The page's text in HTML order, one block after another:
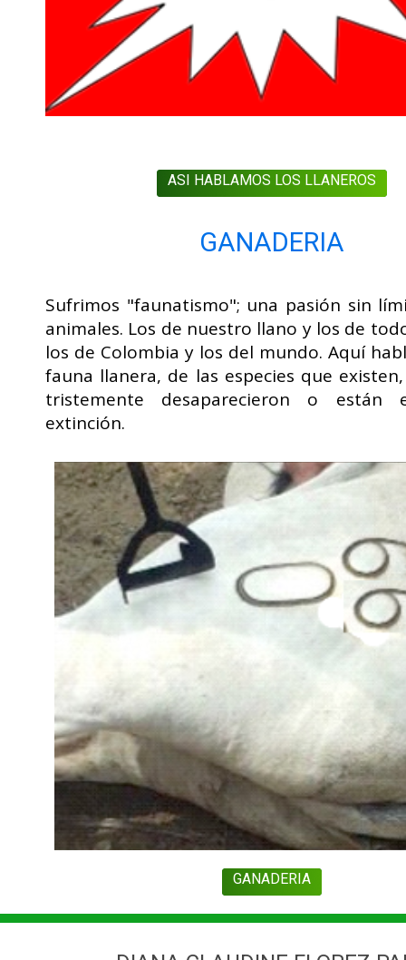
ASI HABLAMOS LOS LLANEROS
GANADERIA
Sufrimos "faunatismo"; una pasión sin
animales. Los de nuestro llano y los de
los de Colombia y los del mundo. Aquí
fauna llanera, de las especies que
tristemente desaparecieron o
extinción.
GANADERIA